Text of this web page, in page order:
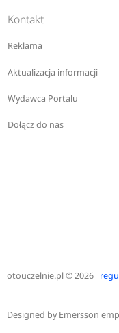
Kontakt
Reklama
Aktualizacja informacji
Wydawca Portalu
Dołącz do nas
otouczelnie.pl© 2026
Designed byEmersson